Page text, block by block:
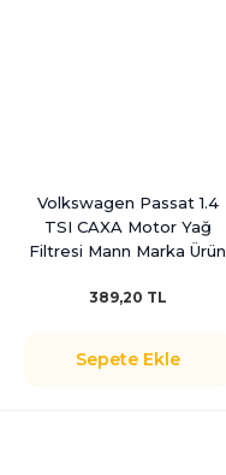
Volkswagen Passat 1.4
TSI CAXA Motor Yağ
Filtresi Mann Marka Ürün
389,20 TL
Sepete Ekle